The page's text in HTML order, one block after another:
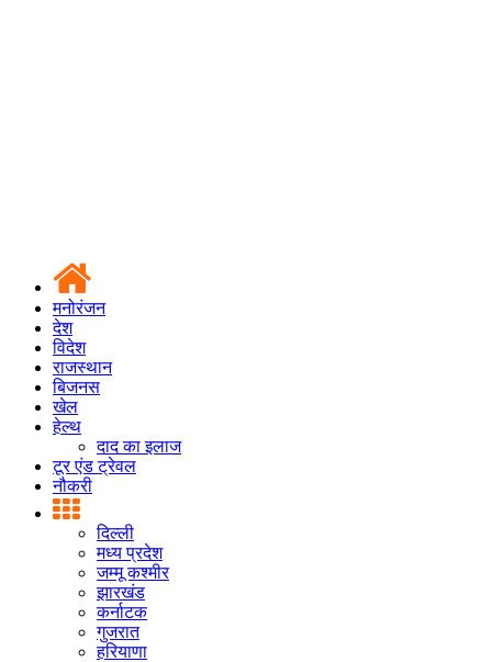
मनोरंजन
देश
विदेश
राजस्थान
बिजनस
खेल
हेल्थ
दाद का इलाज
टूर एंड ट्रेवल
नौकरी
दिल्ली
मध्य प्रदेश
जम्मू कश्मीर
झारखंड
कर्नाटक
गुजरात
हरियाणा